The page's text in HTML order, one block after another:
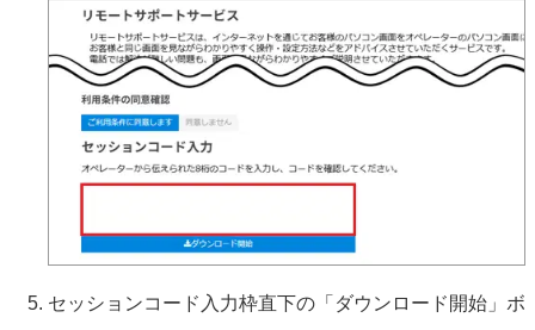
セッションコード入力枠直下の「ダウンロード開始」ボ